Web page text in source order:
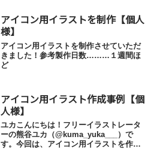
アイコン用イラストを制作【個人
様】
アイコン用イラストを制作させていただ
きました！参考製作日数………１週間ほ
ど
アイコン用イラスト作成事例【個
人様】
ユカこんにちは！フリーイラストレータ
ーの熊谷ユカ（@kuma_yuka___）で
す。今回は、アイコン用イラストを作成